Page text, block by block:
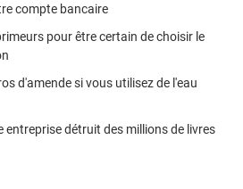
compte bancaire
pour être certain de choisir le
d'amende si vous utilisez de l'eau
entreprise détruit des millions de livres